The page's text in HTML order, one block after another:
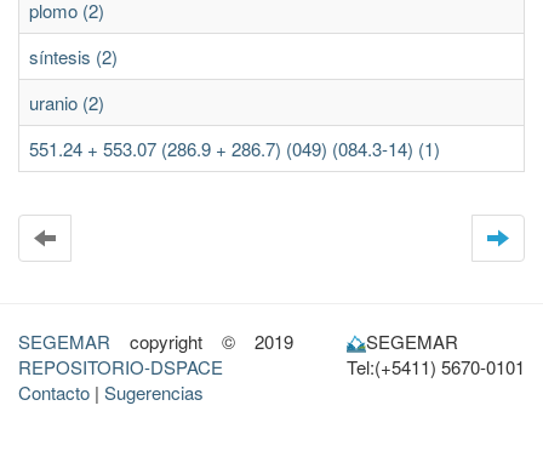
plomo (2)
síntesis (2)
uranio (2)
551.24 + 553.07 (286.9 + 286.7) (049) (084.3-14) (1)
SEGEMAR copyright © 2019
REPOSITORIO-DSPACE
Contacto | Sugerencias
SEGEMAR
Tel:(+5411) 5670-0101